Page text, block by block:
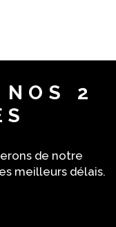
NOS 2
de notre
meilleurs délais.